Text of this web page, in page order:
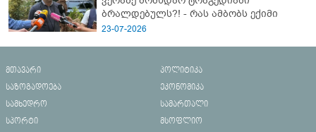
ბრალდებულს?! - რას ამბობს ექიმი
23-07-2026
მთავარი
პოლიტიკა
საზოგადოება
ეკონომიკა
სამხედრო
სამართალი
სპორტი
მსოფლიო